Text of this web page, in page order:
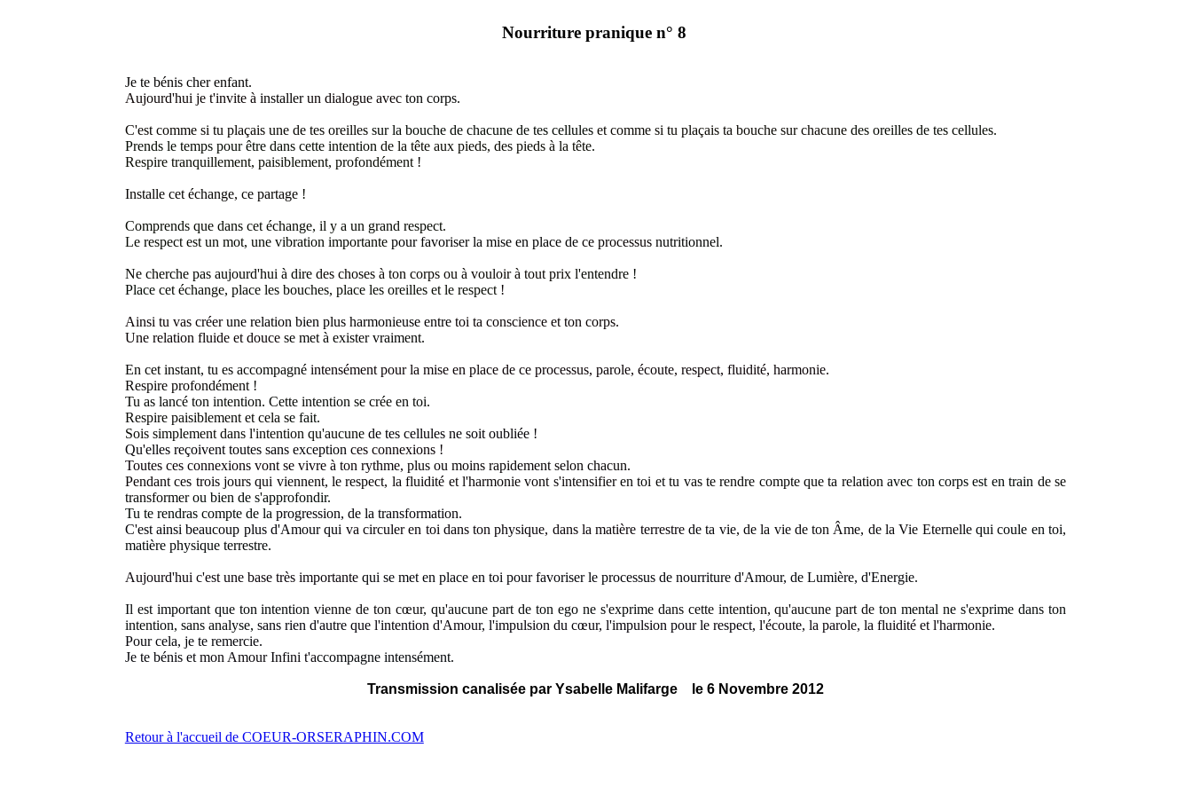
Nourriture pranique n° 8
Je te bénis cher enfant.
Aujourd'hui je t'invite à installerun dialogue avec ton corps.
C'est comme si tu plaçais une de tes oreilles sur la bouche de chacune de tes cellules et comme si tu plaçais ta bouche sur chacune des oreilles de tes cellules.
Prends le temps pour être dans cette intention de la tête aux pieds, des pieds à la tête.
Respire tranquillement, paisiblement, profondément !
Installe cet échange, ce partage !
Comprends que dans cet échange, il y a un grand respect.
Le respect est un mot, une vibration importante pour favoriser la mise en place de ce processusnutritionnel.
Ne cherche pas aujourd'hui à dire des choses à ton corps ou à vouloir à tout prix l'entendre!
Place cet échange, place les bouches, place les oreilles et le respect!
Ainsi tu vas créerune relation bien plus harmonieuse entre toi ta conscience et ton corps.
Une relation fluide et douce se met à exister vraiment.
En cet instant, tu es accompagné intensément pour la mise en place de ce processus, parole, écoute, respect, fluidité, harmonie.
Respire profondément !
Tu as lancé ton intention. Cette intention se crée en toi.
Respire paisiblement et cela se fait.
Sois simplement dans l'intention qu'aucune de tes cellules ne soit oubliée !
Qu'elles reçoivent toutes sans exception ces connexions !
Toutes ces connexions vont se vivre à ton rythme, plus ou moins rapidement selon chacun.
Pendant ces trois jours qui viennent, le respect, la fluidité et l'harmonie vont s'intensifieren toi et tu vas te rendre compte que ta relationavec ton corps est en train de se
transformerou bien de s'approfondir.
Tu te rendras compte de la progression, de la transformation.
C'est ainsi beaucoup plus d'Amour qui va circuler en toi dans ton physique, dans la matière terrestrede ta vie, de la vie de ton Âme, de la Vie Eternellequi coule en toi,
matière physique terrestre.
Aujourd'hui c'est une base très importante qui se met en place en toi pour favoriser le processus de nourriture d'Amour, de Lumière, d'Energie.
Il est important que ton intentionvienne de ton cœur, qu'aucune part de ton ego ne s'exprime dans cette intention, qu'aucune part deton mental ne s'exprime dans ton
intention, sans analyse, sans rien d'autre que l'intention d'Amour, l'impulsion du cœur, l'impulsion pour le respect, l'écoute, la parole, la fluidité et l'harmonie.
Pour cela, je te remercie.
Je te bénis et mon Amour Infini t'accompagne intensément.
Transmission canalisée par Ysabelle Malifarge le 6 Novembre 2012
Retour à l'accueil de COEUR-ORSERAPHIN.COM